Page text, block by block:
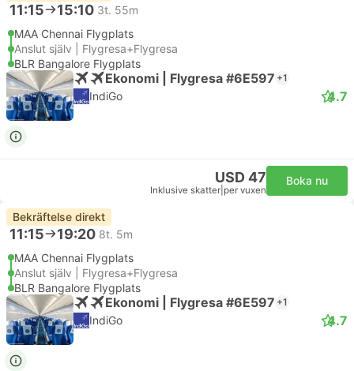
11:15 15:10 3t. 55m
MAA Chennai Flygplats
Anslut själv | Flygresa+Flygresa
BLR Bangalore Flygplats
Ekonomi | Flygresa #6E597 +1
IndiGo 4.7
USD 47
Inklusive skatter per vuxen
Boka nu
Bekräftelse direkt
11:15 19:20 8t. 5m
MAA Chennai Flygplats
Anslut själv | Flygresa+Flygresa
BLR Bangalore Flygplats
Ekonomi | Flygresa #6E597 +1
IndiGo 4.7